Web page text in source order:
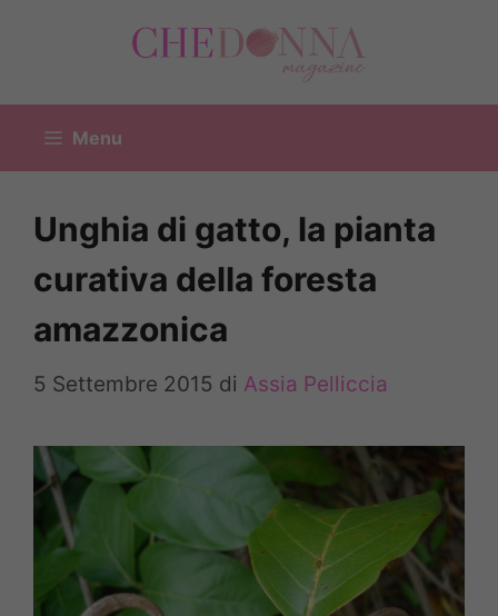
Menu
Unghia di gatto, la pianta
curativa della foresta
amazzonica
5 Settembre 2015 di Assia Pelliccia